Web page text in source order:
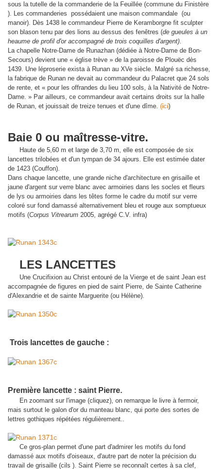
sous la tutelle de la commanderie de la Feuillée (commune du Finistère
). Les commanderies possédaient une maison commandale (ou
manoir). Dès 1438 le commandeur Pierre de Keramborgne fit sculpter
son blason tenu par des lions au dessus des fenêtres (de gueules à un
heaume de profil d'or accompagné de trois coquilles d'argent).
La chapelle Notre-Dame de Runazhan (dédiée à Notre-Dame de Bon-
Secours) devient une « église trève » de la paroisse de Plouëc dès
1439. Une léproserie exista à Runan au XVe siècle. Malgré sa richesse,
la fabrique de Runan ne devait au commandeur du Palacret que 24 sols
de rente, et « pour les offrandes du lieu 100 sols, à la Nativité de Notre-
Dame. » Par ailleurs, ce commandeur avait certains droits sur la halle
de Runan, et jouissait de treize tenues et d'une dîme. (ici)
Baie 0 ou maîtresse-vitre.
Haute de 5,60 m et large de 3,70 m, elle est composée de six
lancettes trilobées et d'un tympan de 34 ajours. Elle est estimée dater
de 1423 (Couffon).
Dans chaque lancette, une grande niche d'architecture en grisaille et
jaune d'argent sur verre blanc avec armoiries dans les socles et fleurs
de lys ou armoiries dans les têtes forme le cadre du motif sur verre
coloré sur fond damassé alternativement bleu et rouge aux somptueux
motifs (Corpus Vitrearum 2005, agrégé C.V. infra)
LES LANCETTES
Une Crucifixion au Christ entouré de la Vierge et de saint Jean est
accompagnée de figures en pied de saint Pierre, de Sainte Catherine
d'Alexandrie et de sainte Marguerite (ou Hélène).
Trois lancettes de gauche :
Première lancette : saint Pierre.
En zoomant sur l'image (cliquez), on remarque le livre à fermoir,
mais surtout le galon d'or du manteau blanc, qui porte des sortes de
lettres gothiques répétées régulièrement..
Ce gros-plan permet d'une part d'admirer les motifs du fond
damassé aux motifs d'oiseaux, d'autre part de noter la précision du
travail de grisaille (cils ). Saint Pierre se reconnaît certes à sa clef,